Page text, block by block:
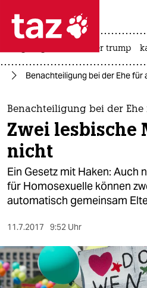
 taz zahl
taz zahl ich
themen
politik
öko
gesellschaft
sport
berlin
usa unter trump
Benachteiligung bei der Ehe
Benachteiligung bei der Ehe
Zwei lesbische
nicht
Ein Gesetz mit Haken: Auch
für Homosexuelle können
automatisch gemeinsam
11.7.2017 9:52 Uhr